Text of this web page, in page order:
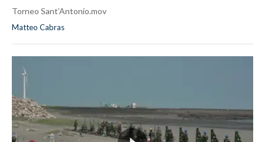
Torneo Sant’Antonio.mov
Matteo Cabras